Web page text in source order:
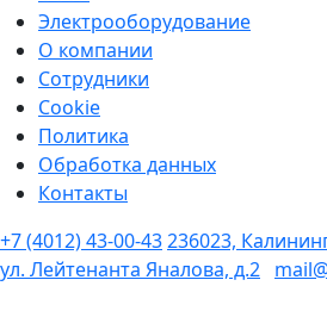
Электрооборудование
О компании
Сотрудники
Cookie
Политика
Обработка данных
Контакты
+7 (4012) 43-00-43236023,
ул. Лейтенанта Яналова, д.2